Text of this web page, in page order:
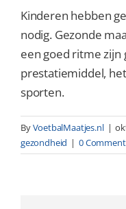
Kinderen hebben
nodig. Gezonde
een goed ritme zijn
prestatiemiddel,
sporten.
ByVoetbalMaatjes.nl |
gezondheid | 0